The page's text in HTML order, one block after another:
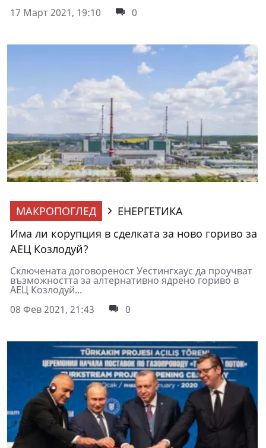
17 Март 2021, 19:10
0
МАКРОПОГЛЕД
ЕНЕРГЕТИКА
Има ли корупция в сделката за ново гориво за
АЕЦ Козлодуй?
Сключената договореност Уестингхаус да проучват
възможността за алтернативно ядрено гориво в
АЕЦ Козлодуй...
08 Фев 2021, 21:43
0